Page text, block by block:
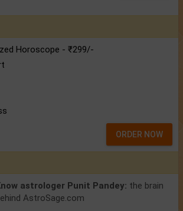
Horoscope - ₹299/-
ORDER NOW
astrologer Punit Pandey: the brain
AstroSage.com